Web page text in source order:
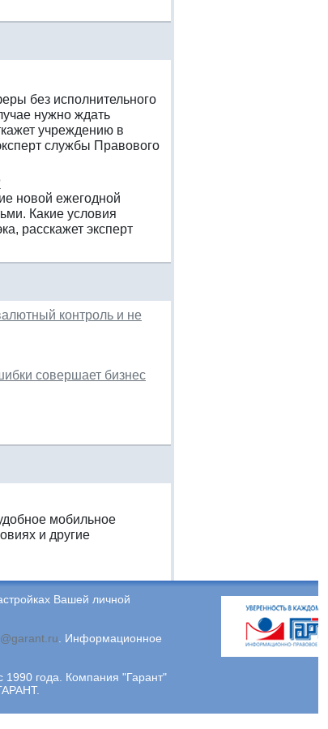
без исполнительного
нужно ждать
учреждению в
службы Правового
новой ежегодной
Какие условия
расскажет эксперт
контроль и не
совершает бизнес
мобильное
и другие
Вашей личной
. Информационное
года. Компания "Гарант"